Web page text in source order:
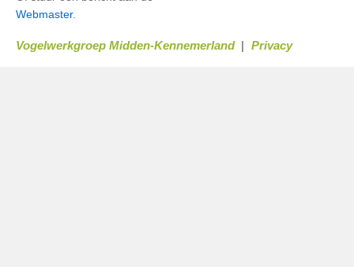
Webmaster.
Vogelwerkgroep Midden-Kennemerland Privacy